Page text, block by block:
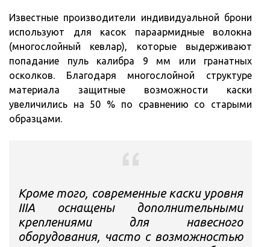
Известные производители индивидуальной брони
используют для касок параармидные волокна
(многослойный кевлар), которые выдерживают
попадание пуль калибра 9 мм или гранатных
осколков. Благодаря многослойной структуре
материала защитные возможности каски
увеличились на 50 % по сравнению со старыми
образцами.
Кроме того, современные каски уровня
IIIA оснащены дополнительными
креплениями для навесного
оборудования, часто с возможностью